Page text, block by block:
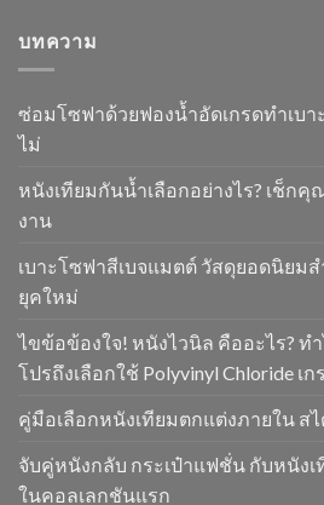
บทความ
ซ่อมโซฟาด้วยฟองน้ำอัดเกรดทำเบ
ไม่
หนังเทียมกันน้ำเลือกอย่างไร? เช็ก
งาน
เบาะโซฟาสีเบจแมตต์ วัสดุยอดนิยม
ยุคใหม่
ไขข้อข้องใจ! หนังไวนิล คืออะไร? ท
โปรถึงเลือกใช้ Polyvinyl Chloride
คู่มือเลือกหนังเทียมตกแต่งภายใน ส
จับคู่หนังกลับ กระเป๋าแฟชั่น กับหนังเ
ในคอลเลกชันแรก